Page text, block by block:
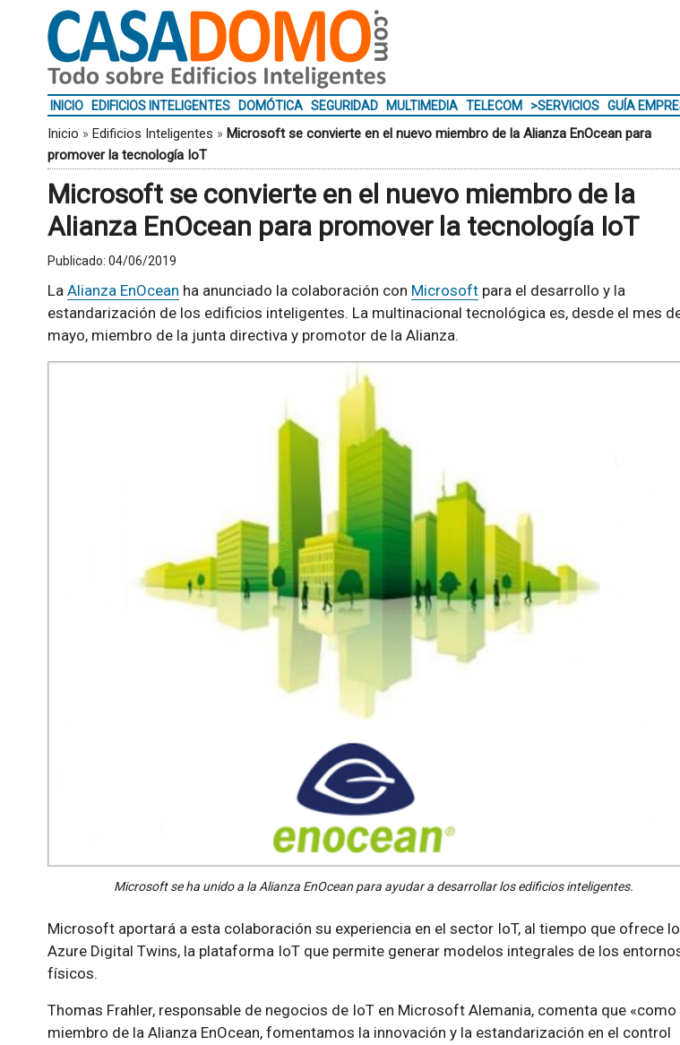
INICIO EDIFICIOS INTELIGENTES DOMÓTICA SEGURIDAD MULTIMEDIA TELECOM >SERVICIOS GUÍA
Inicio » Edificios Inteligentes » Microsoft se convierte en el nuevo miembro de la Alianza EnOcean para
promover la tecnología IoT
Microsoft se convierte en el nuevo miembro de la
Alianza EnOcean para promover la tecnología IoT
Publicado: 04/06/2019
La Alianza EnOcean ha anunciado la colaboración con Microsoftpara el desarrollo y la
estandarización de los edificios inteligentes. La multinacional tecnológica es, desde el mes
mayo, miembro de la junta directiva y promotor de la Alianza.
Microsoft se ha unido a la Alianza EnOcean para ayudar a desarrollar los edificios inteligentes.
Microsoft aportará a esta colaboración su experiencia en el sector IoT, al tiempo que ofrece
Azure Digital Twins, la plataforma IoT que permite generar modelos integrales de los
físicos.
Thomas Frahler, responsable de negocios de IoT en Microsoft Alemania, comenta que «como
miembro de la Alianza EnOcean, fomentamos la innovación y la estandarización en el control